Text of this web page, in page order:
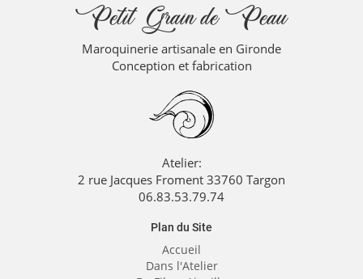
Petit Grain de Peau
Maroquinerie artisanale en Gironde
Conception et fabrication
Atelier:
2 rue Jacques Froment 33760 Targon
06.83.53.79.74
Plan du Site
Accueil
Dans l'Atelier